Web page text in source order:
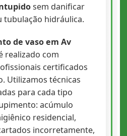
sem danificar
tubulação hidráulica.
de vaso em Av
realizado com
certificados
Utilizamos técnicas
para cada tipo
acúmulo
residencial,
incorretamente,